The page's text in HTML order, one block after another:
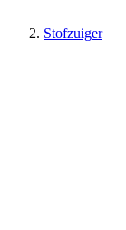
Stofzuiger